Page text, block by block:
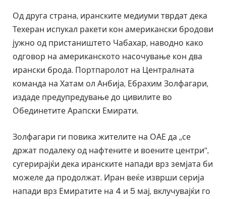
Од друга страна, иранските медиуми тврдат дека
Техеран испукал ракети кон американски бродови
јужно од пристаништето Чабахар, наводно како
одговор на американското насочување кон два
ирански брода. Портпаролот на Централната
команда на Хатам ол Анбија, Ебрахим Золфагари,
издаде предупредување до цивилите во
Обединетите Арапски Емирати.
Золфагари ги повика жителите на ОАЕ да „се
држат подалеку од нафтените и воените центри“,
сугерирајќи дека иранските напади врз земјата би
можеле да продолжат. Иран веќе изврши серија
напади врз Емиратите на 4 и 5 мај, вклучувајќи го